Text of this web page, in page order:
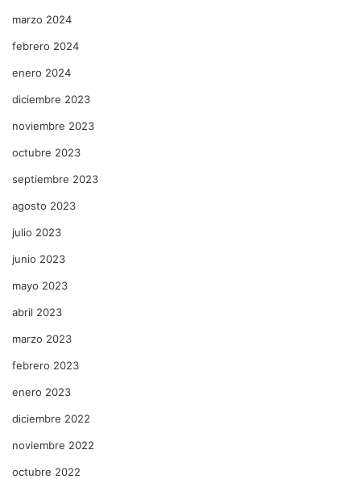
marzo 2024
febrero 2024
enero 2024
diciembre 2023
noviembre 2023
octubre 2023
septiembre 2023
agosto 2023
julio 2023
junio 2023
mayo 2023
abril 2023
marzo 2023
febrero 2023
enero 2023
diciembre 2022
noviembre 2022
octubre 2022